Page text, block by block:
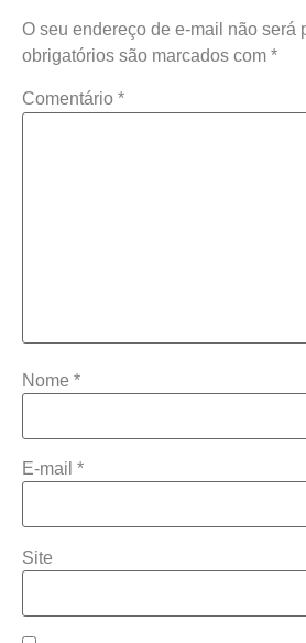
O seu endereço de e-mail não será
obrigatórios são marcados com *
Comentário *
Nome *
E-mail *
Site